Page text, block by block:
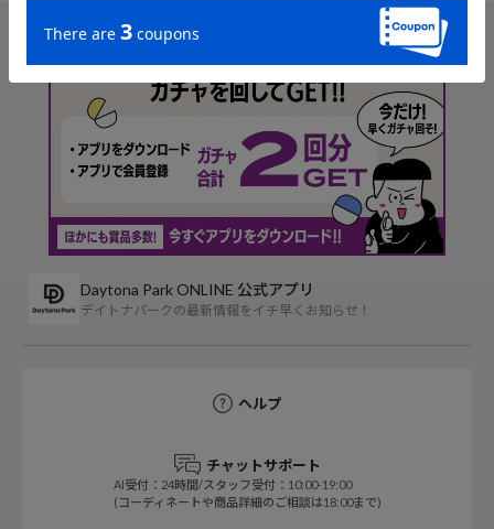
Daytona Park ONLINE 公式アプリ
デイトナパークの最新情報をイチ早くお知らせ！
ヘルプ
チャットサポート
AI受付：24時間/スタッフ受付：10:00-19:00
(コーディネートや商品詳細のご相談は18:00まで)